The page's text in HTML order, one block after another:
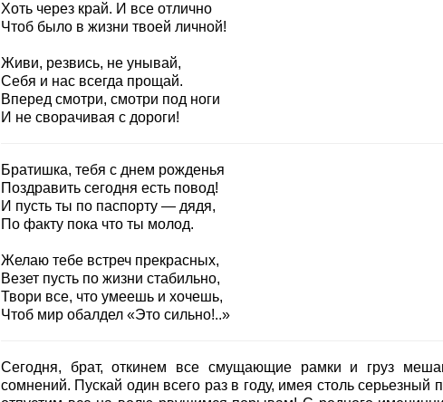
Хоть через край. И все отлично
Чтоб было в жизни твоей личной!
Живи, резвись, не унывай,
Себя и нас всегда прощай.
Вперед смотри, смотри под ноги
И не сворачивая с дороги!
Братишка, тебя с днем рожденья
Поздравить сегодня есть повод!
И пусть ты по паспорту — дядя,
По факту пока что ты молод.
Желаю тебе встреч прекрасных,
Везет пусть по жизни стабильно,
Твори все, что умеешь и хочешь,
Чтоб мир обалдел «Это сильно!..»
Сегодня, брат, откинем все смущающие рамки и груз
сомнений. Пускай один всего раз в году, имея столь серьезный